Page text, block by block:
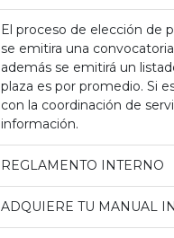
El proceso de elección de
se emitira una
además se emitirá un
plaza es por promedio. Si
con la coordinación de
información.
REGLAMENTO INTERNO
ADQUIERE TU MANUAL